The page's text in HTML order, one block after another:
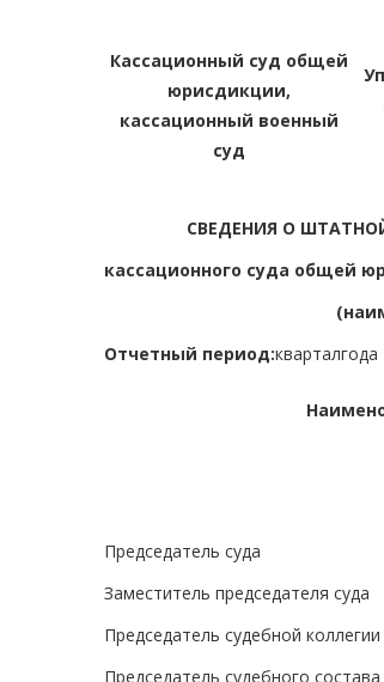
Кассационный суд общей
юрисдикции,
кассационный военный
суд
СВЕДЕНИЯ О
кассационного суда общей
Отчетный период:кварталгода
Председатель суда
Заместитель председателя суда
Председатель судебной коллегии
Председатель судебного состава